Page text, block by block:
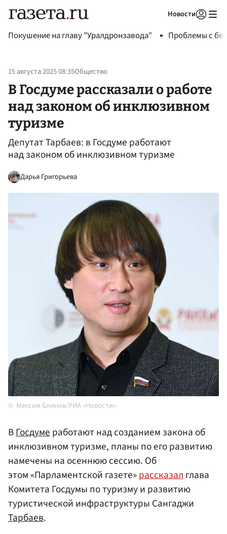
Новости
Покушение на главу "Уралдронзавода" Проблемы с
15 августа 2025 08:35Общество
В Госдуме рассказали о работе
над законом об инклюзивном
туризме
Депутат Тарбаев: в Госдуме работают
над законом об инклюзивном туризме
Дарья Григорьева
Максим Блинов/РИА «Новости»
ВГосдумеработают над созданием закона об
инклюзивном туризме, планы по его развитию
намечены на осеннюю сессию. Об
этом «Парламентской газете»рассказалглава
Комитета Госдумы по туризму и развитию
туристической инфраструктуры Сангаджи
Тарбаев.